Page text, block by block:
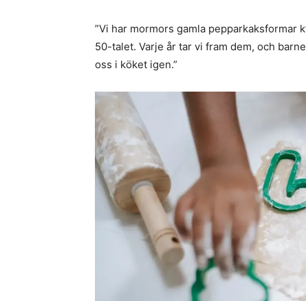
”Vi har mormors gamla pepparkaksformar
50-talet. Varje år tar vi fram dem, och
oss i köket igen.”